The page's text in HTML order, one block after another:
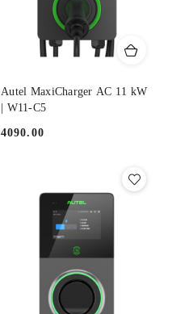
Autel MaxiCharger AC 11 kW
| W11-C5
4090.00